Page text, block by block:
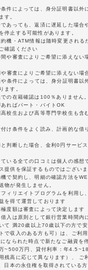
件によっては、身分証明書以外
す。
あっても、返済に遅延した場合
停止する可能性があります。
機・ATM情報は随時変更される
確認ください
や審査によりご希望に添えない
審査によりご希望に添えない場
条件によっては、身分証明書以
ます。
の在籍確認は100％ありません。
ればパート・バイトOK
校生および高等専門学校生も含
け条件をよく読み、計画的な借
判断した場合、金利0円サービ
いる全ての口コミは個人の感想
提供を保証するものではございま
で契約し、明細の確認方法を
物が発生しません。
ィリエイトプログラムを利用し
を得て運営しております
度額は審査によって決定します
入は原則として銀行営業時間内
て 満20歳以上70歳以下の方で安
で収入のある方も可）は、ご利用
なられた時点で新たなご融資を
~500万円、貸付利率：年
残高に応じて異なります）、 ご
日本の永住権を取得されている